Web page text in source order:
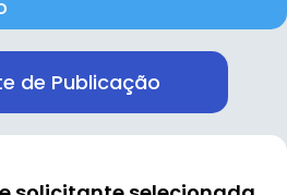
de Publicação